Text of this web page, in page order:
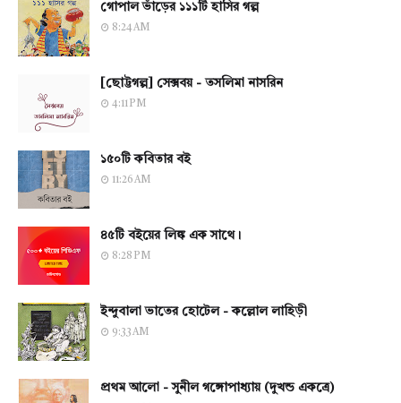
গোপাল ভাঁড়ের ১১১টি হাসির গল্প
8:24 AM
[ছোট্টগল্প] সেক্সবয় - তসলিমা নাসরিন
4:11 PM
১৫০টি কবিতার বই
11:26 AM
৪৫টি বইয়ের লিঙ্ক এক সাথে।
8:28 PM
ইন্দুবালা ভাতের হোটেল - কল্লোল লাহিড়ী
9:33 AM
প্রথম আলো - সুনীল গঙ্গোপাধ্যায় (দুখন্ড একত্রে)